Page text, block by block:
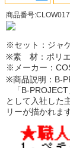
商品番号
※セット：ジャ
※素 材：ポリ
※メーカー：
※商品説明：B-
「B-PROJECT
として入社した
リーが描かれま